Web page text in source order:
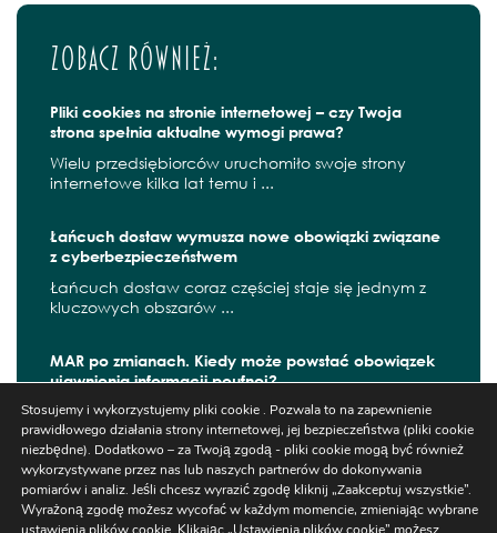
Zobacz również:
Pliki cookies na stronie internetowej – czy Twoja
strona spełnia aktualne wymogi prawa?
Wielu przedsiębiorców uruchomiło swoje strony
internetowe kilka lat temu i ...
Łańcuch dostaw wymusza nowe obowiązki związane
z cyberbezpieczeństwem
Łańcuch dostaw coraz częściej staje się jednym z
kluczowych obszarów ...
MAR po zmianach. Kiedy może powstać obowiązek
ujawnienia informacji poufnej?
W czerwcu 2026 r. zaczęły obowiązywać kolejne
zmiany wynikające z ...
Stosujemy i wykorzystujemy pliki cookie . Pozwala to na zapewnienie
prawidłowego działania strony internetowej, jej bezpieczeństwa (pliki cookie
niezbędne). Dodatkowo – za Twoją zgodą - pliki cookie mogą być również
wykorzystywane przez nas lub naszych partnerów do dokonywania
pomiarów i analiz. Jeśli chcesz wyrazić zgodę kliknij „Zaakceptuj wszystkie”.
Wyrażoną zgodę możesz wycofać w każdym momencie, zmieniając wybrane